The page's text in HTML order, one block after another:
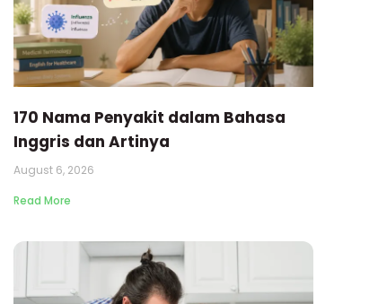
170 Nama Penyakit dalam Bahasa
Inggris dan Artinya
August 6, 2026
Read More